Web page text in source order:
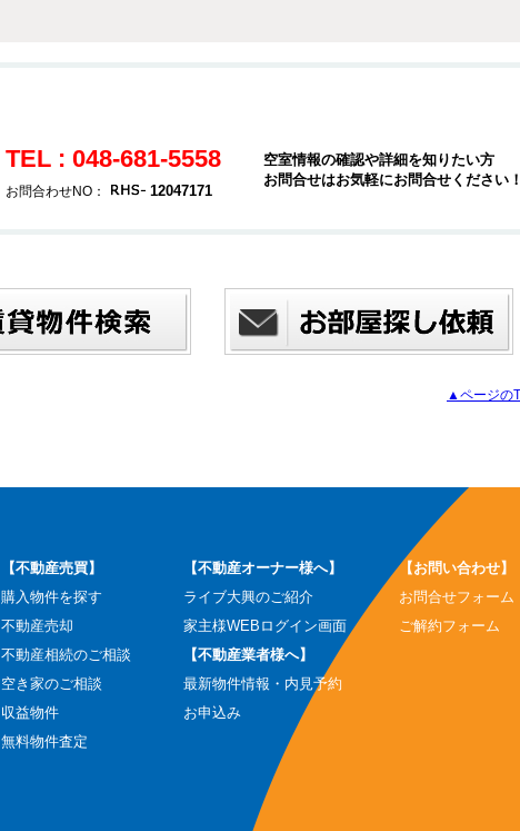
TEL : 048-681-5558
お問合わせNO： 12047171
空室情報の確認や詳細を知りたい方
お問合せはお気軽にお問合せください！
▲ページの
【不動産売買】
購入物件を探す
不動産売却
不動産相続のご相談
空き家のご相談
収益物件
無料物件査定
【不動産オーナー様へ】
ライブ大興のご紹介
家主様WEBログイン画面
【不動産業者様へ】
最新物件情報・内見予約
お申込み
【お問い合わせ】
お問合せフォーム
ご解約フォーム